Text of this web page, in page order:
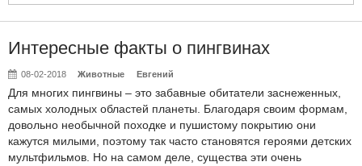
Интересные факты о пингвинах
08-02-2018 Животные Евгений
Для многих пингвины – это забавные обитатели заснеженных,
самых холодных областей планеты. Благодаря своим формам,
довольно необычной походке и пушистому покрытию они
кажутся милыми, поэтому так часто становятся героями детских
мультфильмов. Но на самом деле, существа эти очень